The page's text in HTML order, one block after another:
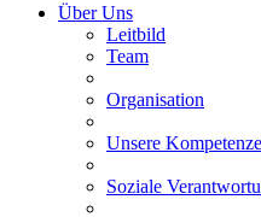
Über Uns
Leitbild
Team
Organisation
Unsere
Soziale